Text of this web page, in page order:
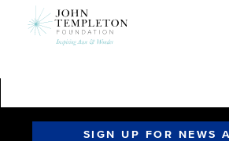
SIGN UP FOR NEWS